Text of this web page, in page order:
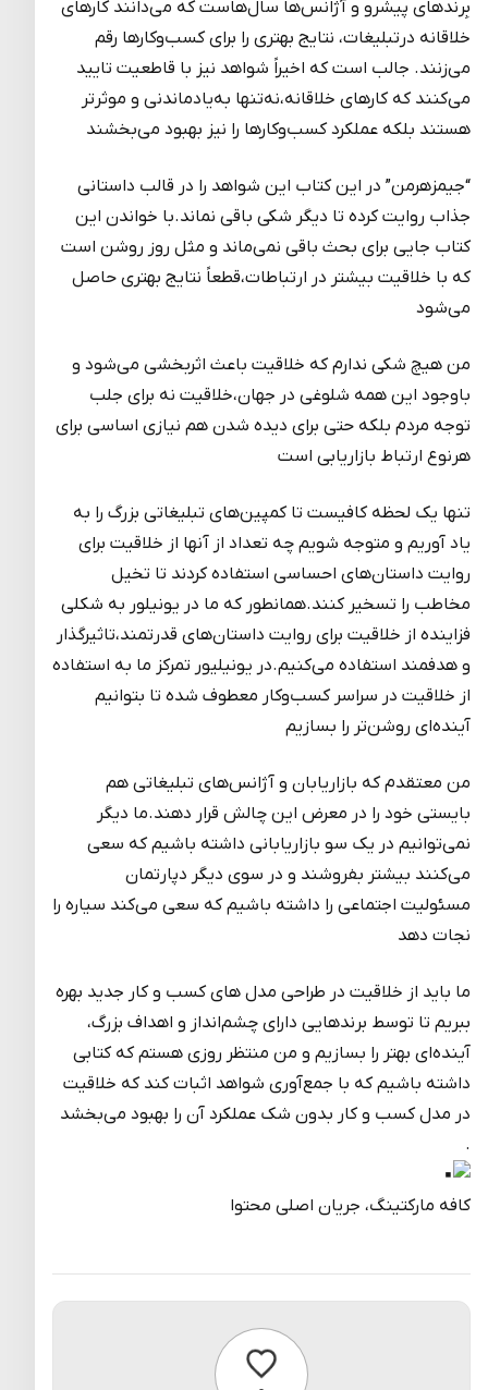
بِرندهای پیشرو و آژانس‌ها سال‌هاست که می‌دانند کارهای
خلاقانه درتبلیغات، نتایج بهتری را برای کسب‌و‌کارها رقم
می‌زنند. جالب است که اخیراً شواهد نیز با قاطعیت تایید
می‌کنند که کارهای خلاقانه،نه‌تنها به‌یادماندنی‌ و موثرتر
هستند بلکه عملکرد کسب‌و‌کارها را نیز بهبود می‌بخشند
“جیمز‌هرمن” در این کتاب این شواهد را در قالب داستانی
جذاب روایت کرده تا دیگر شکی باقی نماند.با خواندن این
کتاب جایی برای بحث باقی نمی‌ماند و مثل روز روشن است
که با خلاقیت بیشتر در ارتباطات،قطعاً نتایج بهتری حاصل
می‌شود
من هیچ شکی ندارم که خلاقیت باعث اثربخشی می‌شود و
باوجود این همه شلوغی در جهان،خلاقیت نه‌ برای جلب
توجه مردم بلکه حتی برای دیده شدن هم نیازی اساسی برای
هرنوع ارتباط بازاریابی است
تنها یک لحظه کافیست تا کمپین‌های تبلیغاتی بزرگ را به
یاد آوریم و متوجه شویم چه تعداد از آنها از خلاقیت برای
روایت داستان‌های احساسی استفاده کردند تا تخیل
مخاطب را تسخیر کنند.همانطور که ما در یونیلور به شکلی
فزاینده از خلاقیت برای روایت داستان‌های قدرتمند،تاثیرگذار
و هدفمند استفاده می‌کنیم.در یونیلیور تمرکز ما به استفاده
از خلاقیت در سراسر کسب‌وکار معطوف شده تا بتوانیم
آینده‌ای روشن‌تر را بسازیم
من معتقدم که بازاریابان و آژانس‌های تبلیغاتی هم
بایستی خود را در معرض این چالش قرار دهند.ما دیگر
نمی‌توانیم در یک سو بازاریابانی داشته باشیم که سعی
می‌کنند بیشتر بفروشند و در سوی دیگر دپارتمان
مسئولیت اجتماعی را داشته باشیم که سعی می‌کند سیاره را
نجات دهد
ما باید از خلاقیت در طراحی مدل ‌های کسب و کار جدید بهره
ببریم تا توسط برندهایی دارای چشم‌انداز و اهداف بزرگ،
آینده‌ای بهتر را بسازیم و من منتظر روزی هستم که کتابی
داشته باشیم که با جمع‌آوری شواهد اثبات کند که خلاقیت
در مدل کسب و کار بدون شک عملکرد آن را بهبود می‌بخشد
.
کافه مارکتینگ، جریان اصلی محتوا
پسندیدن